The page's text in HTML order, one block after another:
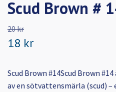
Scud Brown #
20 kr
18 kr
Scud Brown #14Scud Brown
av en sötvattensmärla (scud)